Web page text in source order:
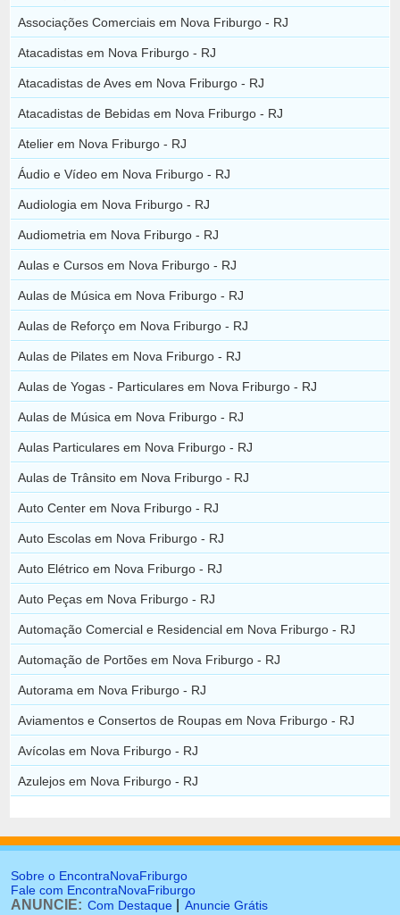
Associações Comerciais em Nova Friburgo - RJ
Atacadistas em Nova Friburgo - RJ
Atacadistas de Aves em Nova Friburgo - RJ
Atacadistas de Bebidas em Nova Friburgo - RJ
Atelier em Nova Friburgo - RJ
Áudio e Vídeo em Nova Friburgo - RJ
Audiologia em Nova Friburgo - RJ
Audiometria em Nova Friburgo - RJ
Aulas e Cursos em Nova Friburgo - RJ
Aulas de Música em Nova Friburgo - RJ
Aulas de Reforço em Nova Friburgo - RJ
Aulas de Pilates em Nova Friburgo - RJ
Aulas de Yogas - Particulares em Nova Friburgo - RJ
Aulas de Música em Nova Friburgo - RJ
Aulas Particulares em Nova Friburgo - RJ
Aulas de Trânsito em Nova Friburgo - RJ
Auto Center em Nova Friburgo - RJ
Auto Escolas em Nova Friburgo - RJ
Auto Elétrico em Nova Friburgo - RJ
Auto Peças em Nova Friburgo - RJ
Automação Comercial e Residencial em Nova Friburgo - RJ
Automação de Portões em Nova Friburgo - RJ
Autorama em Nova Friburgo - RJ
Aviamentos e Consertos de Roupas em Nova Friburgo - RJ
Avícolas em Nova Friburgo - RJ
Azulejos em Nova Friburgo - RJ
Sobre o EncontraNovaFriburgo
Fale com EncontraNovaFriburgo
ANUNCIE: Com Destaque Anuncie Grátis